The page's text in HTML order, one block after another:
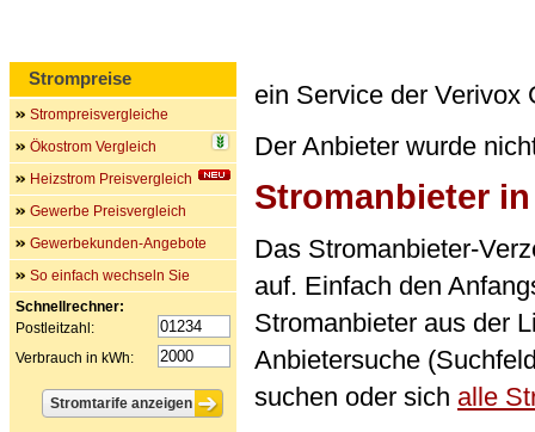
ein Service der Verivox
Der Anbieter wurde
Stromanbieter
Das Stromanbieter-
auf. Einfach den
Stromanbieter aus der
Anbietersuche
suchen oder sich alle
Strompreise
Strompreisvergleiche
Ökostrom Vergleich
Heizstrom Preisvergleich
Gewerbe Preisvergleich
Gewerbekunden-Angebote
So einfach wechseln Sie
Schnellrechner:
Postleitzahl:
Verbrauch in kWh: